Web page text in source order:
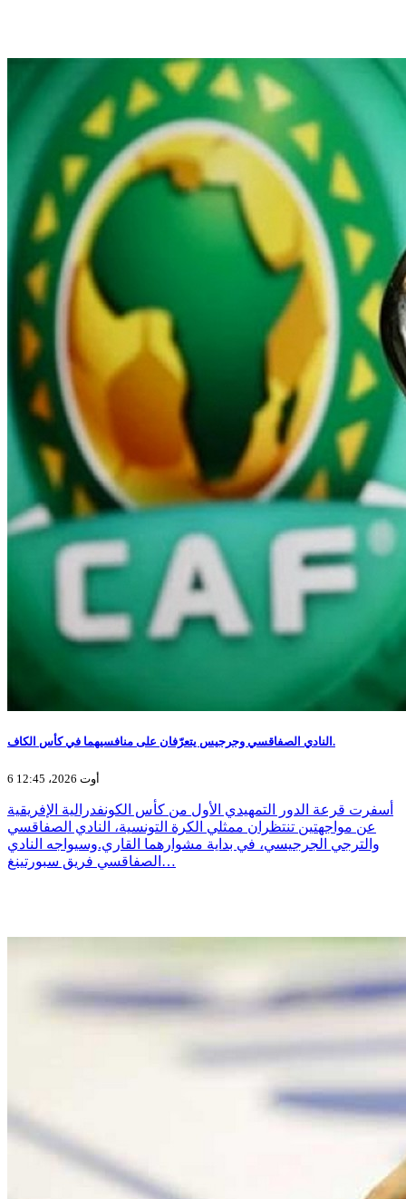
النادي الصفاقسي وجرجيس يتعرّفان على منافسيهما في كأس الكاف.
6 أوت 2026، 12:45
أسفرت قرعة الدور التمهيدي الأول من كأس الكونفدرالية الإفريقية
عن مواجهتين تنتظران ممثلي الكرة التونسية، النادي الصفاقسي
والترجي الجرجيسي، في بداية مشوارهما القاري.وسيواجه النادي
الصفاقسي فريق سبورتينغ…